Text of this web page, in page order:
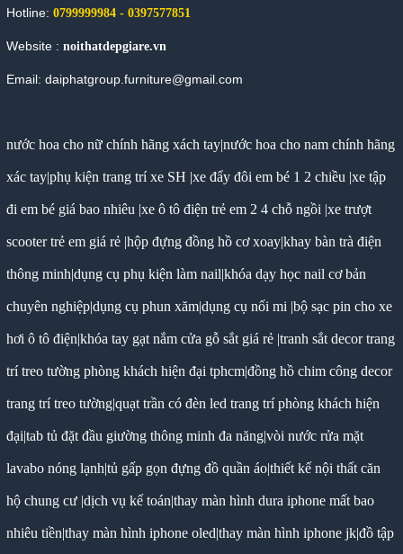
Hotline: 0799999984 - 0397577851
Website : noithatdepgiare.vn
Email: daiphatgroup.furniture@gmail.com
nước hoa cho nữ chính hãng xách tay|nước hoa cho nam chính hãng
xác tay|phụ kiện trang trí xe SH |xe đẩy đôi em bé 1 2 chiều|xe tập
đi em bé giá bao nhiêu|xe ô tô điện trẻ em 2 4 chỗ ngồi|xe trượt
scooter trẻ em giá rẻ|hộp đựng đồng hồ cơ xoay|khay bàn trà điện
thông minh|dụng cụ phụ kiện làm nail|khóa dạy học nail cơ bản
chuyên nghiệp|dụng cụ phun xăm|dụng cụ nối mi|bộ sạc pin cho xe
hơi ô tô điện|khóa tay gạt nắm cửa gỗ sắt giá rẻ|tranh sắt decor trang
trí treo tường phòng khách hiện đại tphcm|đồng hồ chim công decor
trang trí treo tường|quạt trần có đèn led trang trí phòng khách hiện
đại|tab tủ đặt đầu giường thông minh đa năng|vòi nước rửa mặt
lavabo nóng lạnh|tủ gấp gọn đựng đồ quần áo|thiết kế nội thất căn
hộ chung cư|dịch vụ kế toán|thay màn hình dura iphone mất bao
nhiêu tiền|thay màn hình iphone oled|thay màn hình iphone jk|đồ tập